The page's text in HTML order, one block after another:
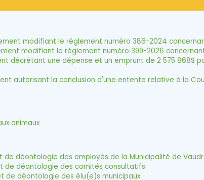
modifiant le règlement numéro 386-2024
modifiant le règlement numéro 399-2026
décrétant une dépense et un emprunt de 2 575 868$
autorisant la conclusion d'une entente relative à la
animaux
déontologie des employés de la Municipalité de
de déontologie des comités consultatifs
déontologie des élu(e)s municipaux